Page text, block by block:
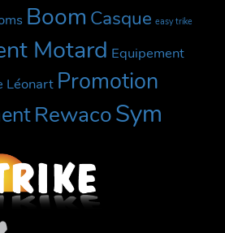
Boom Casque easy trike
Motard Equipement
Léonart Promotion
RewacoSym